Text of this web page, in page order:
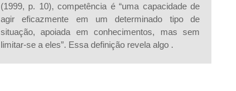
(1999, p. 10), competência é “uma capacidade de
agir eficazmente em um determinado tipo de
situação, apoiada em conhecimentos, mas sem
limitar-se a eles”. Essa definição revela algo .